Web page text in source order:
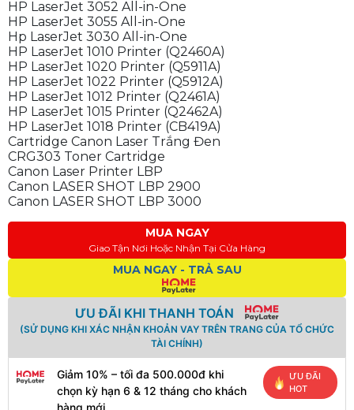
HP LaserJet 3052 All-in-One
HP LaserJet 3055 All-in-One
Hp LaserJet 3030 All-in-One
HP LaserJet 1010 Printer (Q2460A)
HP LaserJet 1020 Printer (Q5911A)
HP LaserJet 1022 Printer (Q5912A)
HP LaserJet 1012 Printer (Q2461A)
HP LaserJet 1015 Printer (Q2462A)
HP LaserJet 1018 Printer (CB419A)
Cartridge Canon Laser Trắng Đen
CRG303 Toner Cartridge
Canon Laser Printer LBP
Canon LASER SHOT LBP 2900
Canon LASER SHOT LBP 3000
MUA NGAY
Giao Tận Nơi Hoặc Nhận Tại Cửa Hàng
MUA NGAY - TRẢ SAU
ƯU ĐÃI KHI THANH TOÁN
(SỬ DỤNG KHI XÁC NHẬN KHOẢN VAY TRÊN TRANG CỦA TỔ CHỨC
TÀI CHÍNH)
Giảm 10% – tối đa 500.000đ khi
chọn kỳ hạn 6 & 12 tháng cho khách
hàng mới
ƯU ĐÃI
HOT